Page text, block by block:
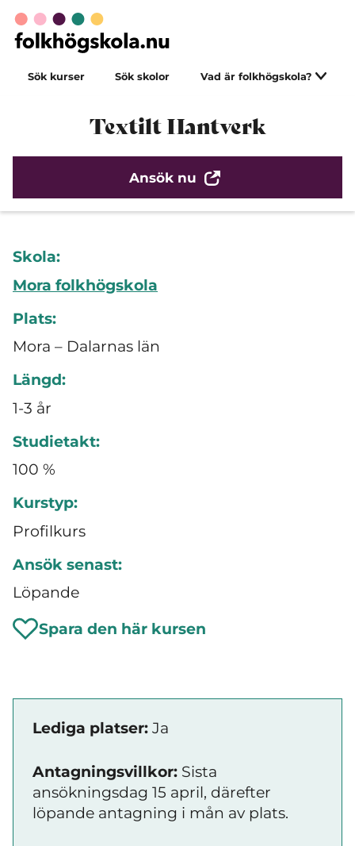
Sök kurser Sök skolor Vad är folkhögskola?
Textilt Hantverk
Ansök nu
Skola:
Mora folkhögskola
Plats:
Mora – Dalarnas län
Längd:
1-3 år
Studietakt:
100 %
Kurstyp:
Profilkurs
Ansök senast:
Löpande
Spara den här kursen
Lediga platser: Ja
Antagningsvillkor: Sista
ansökningsdag 15 april, därefter
löpande antagning i mån av plats.